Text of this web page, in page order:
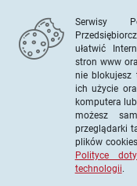
© PARP. Wszelkie
Projekt
ramach Europejskiego
Serwisy
ułatwić
stron www
nie blokujesz
ich użycie
komputera
możesz
przeglądarki
plików
Polityce
technologii.